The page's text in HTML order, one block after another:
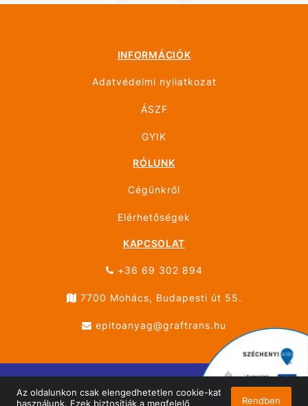
Az oldalunkon csak elengedhetetlen cookie-kat
használunk. Ezek biztosítják a megfelelő
Rendben
INFORMÁCIÓK
Adatvédelmi nyilatkozat
ÁSZF
GYIK
RÓLUNK
Cégünkről
Elérhetőségek
KAPCSOLAT
+36 69 302 894
7700 Mohács, Budapesti út 55.
epitoanyag@graftrans.hu
© ÚJHÁZ GRÁF TRANS MOHÁCS 2026 Minden jog